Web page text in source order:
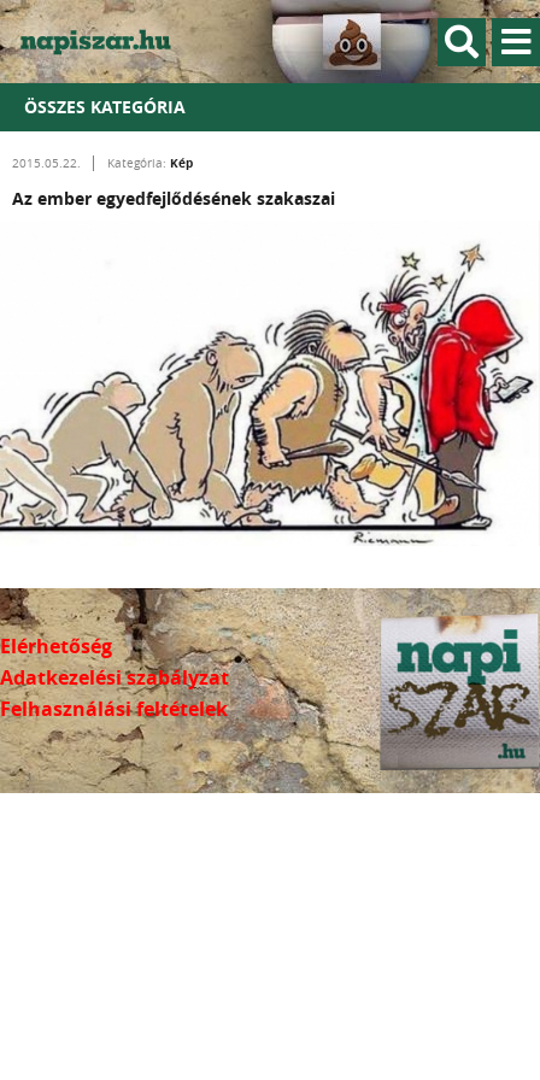
ÖSSZES KATEGÓRIA
2015.05.22. Kategória: Kép
Az ember egyedfejlődésének szakaszai
Elérhetőség
Adatkezelési szabályzat
Felhasználási feltételek